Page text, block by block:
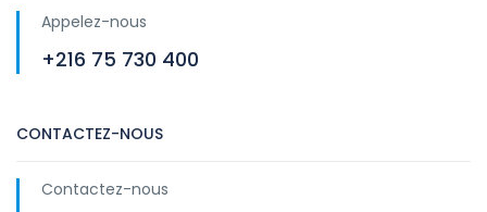
Appelez-nous
+216 75 730 400
CONTACTEZ-NOUS
Contactez-nous